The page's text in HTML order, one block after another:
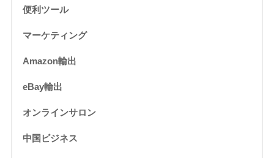
便利ツール
マーケティング
Amazon輸出
eBay輸出
オンラインサロン
中国ビジネス